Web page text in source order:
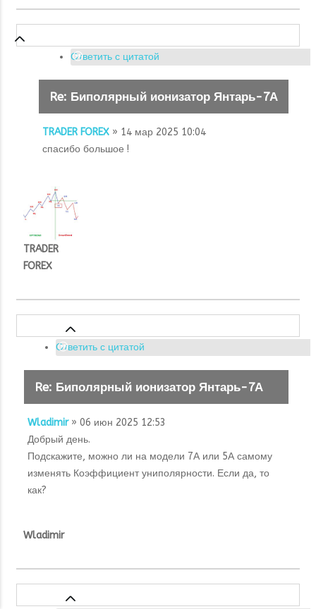
Ответить с цитатой
Re: Биполярный ионизатор Янтарь-7А
TRADER FOREX » 14 мар 2025 10:04
спасибо большое !
TRADER
FOREX
Ответить с цитатой
Re: Биполярный ионизатор Янтарь-7А
Wladimir» 06 июн 2025 12:53
Добрый день.
Подскажите, можно ли на модели 7А или 5А самому
изменять Коэффициент униполярности. Если да, то
как?
Wladimir